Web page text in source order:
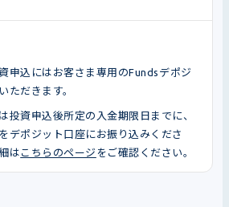
申込にはお客さま専用のFundsデポジ
ただきます。
投資申込後所定の入金期限日までに、
デポジット口座にお振り込みくださ
は こちらのページ をご確認ください。